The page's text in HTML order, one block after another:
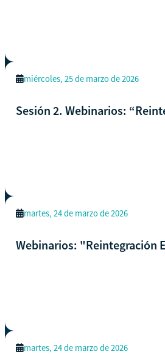
miércoles, 25 de marzo de 2026
Sesión 2. Webinarios:
martes, 24 de marzo de 2026
Webinarios: "Reintegración
martes, 24 de marzo de 2026